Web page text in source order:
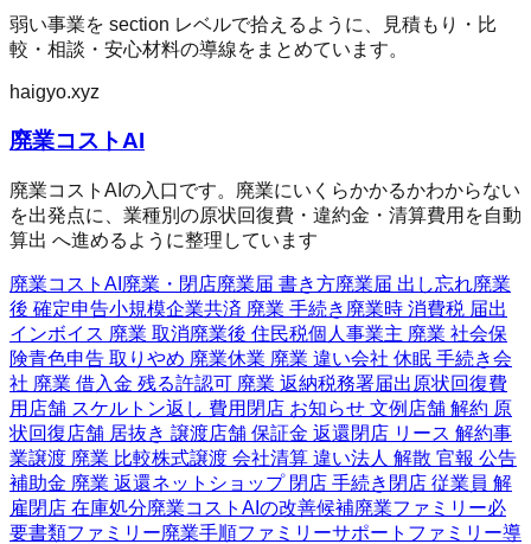
弱い事業を section レベルで拾えるように、見積もり・比
較・相談・安心材料の導線をまとめています。
haigyo.xyz
廃業コストAI
廃業コストAIの入口です。廃業にいくらかかるかわからない
を出発点に、業種別の原状回復費・違約金・清算費用を自動
算出 へ進めるように整理しています
廃業コストAI 廃業・閉店廃業届 書き方廃業届 出し忘れ廃業
後 確定申告小規模企業共済 廃業 手続き 廃業時 消費税 届出
インボイス 廃業 取消廃業後 住民税個人事業主 廃業 社会保
険青色申告 取りやめ 廃業休業 廃業 違い会社 休眠 手続き会
社 廃業 借入金 残る許認可 廃業 返納税務署届出 原状回復費
用 店舗 スケルトン返し 費用 閉店 お知らせ 文例 店舗 解約 原
状回復店舗 居抜き 譲渡店舗 保証金 返還閉店 リース 解約事
業譲渡 廃業 比較株式譲渡 会社清算 違い法人 解散 官報 公告
補助金 廃業 返還ネットショップ 閉店 手続き 閉店 従業員 解
雇閉店 在庫処分廃業コストAIの改善候補廃業ファミリー必
要書類ファミリー廃業手順ファミリーサポートファミリー導